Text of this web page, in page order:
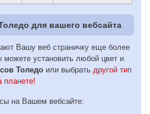
для вашего вебсайта
Вашу веб страничку еще более
установить любой цвет и
Толедо или выбрать другой тип
планете!
на Вашем вебсайте: